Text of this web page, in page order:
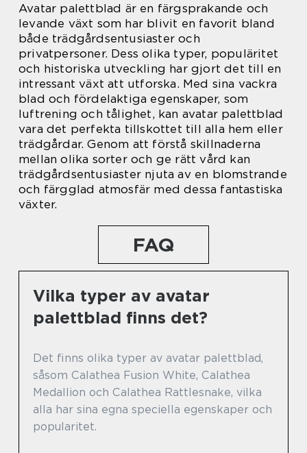
Avatar palettblad är en färgsprakande och
levande växt som har blivit en favorit bland
både trädgårdsentusiaster och
privatpersoner. Dess olika typer, populäritet
och historiska utveckling har gjort det till en
intressant växt att utforska. Med sina vackra
blad och fördelaktiga egenskaper, som
luftrening och tålighet, kan avatar palettblad
vara det perfekta tillskottet till alla hem eller
trädgårdar. Genom att förstå skillnaderna
mellan olika sorter och ge rätt vård kan
trädgårdsentusiaster njuta av en blomstrande
och färgglad atmosfär med dessa fantastiska
växter.
FAQ
Vilka typer av avatar
palettblad finns det?
Det finns olika typer av avatar palettblad,
såsom Calathea Fusion White, Calathea
Medallion och Calathea Rattlesnake, vilka
alla har sina egna speciella egenskaper och
popularitet.